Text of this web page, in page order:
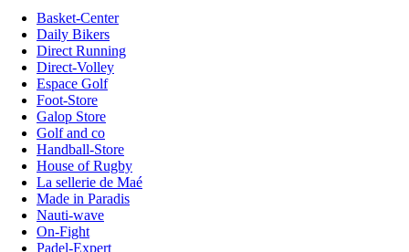
Basket-Center
Daily Bikers
Direct Running
Direct-Volley
Espace Golf
Foot-Store
Galop Store
Golf and co
Handball-Store
House of Rugby
La sellerie de Maé
Made in Paradis
Nauti-wave
On-Fight
Padel-Expert